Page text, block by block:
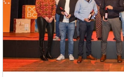
Tips
Presentaties